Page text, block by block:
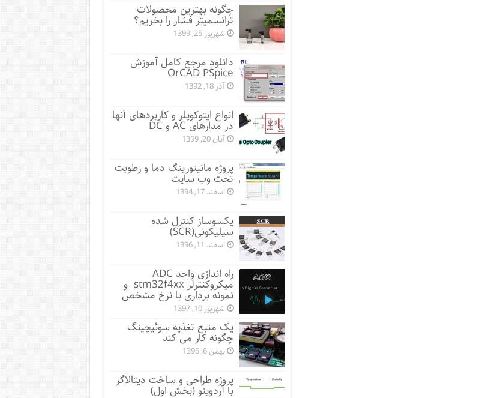
چگونه بهترین محصولات
ترانسمیتر فشار را بخریم؟
شهریور 25, 1399
دانلود مرجع کامل آموزش
OrCAD PSpice
آذر 18, 1392
انواع اپتوکوپلر و کاربردهای آنها
در مدارهای AC و DC
آبان 20, 1399
پروژه مانيتورينگ دما و رطوبت
تحت وب سایت
اسفند 17, 1394
یکسوساز کنترل شده
سیلیکونی(SCR)
اسفند 11, 1396
راه اندازی واحد ADC
میکروکنترلر stm32f4xx و
نمونه برداری با نرخ مشخص
شهریور 10, 1397
یک منبع تغذیه سوئیچینگ
چگونه کار می کند
بهمن 6, 1396
پروژه طراحی و ساخت دیتالاگر
با آردوینو (بخش اول)